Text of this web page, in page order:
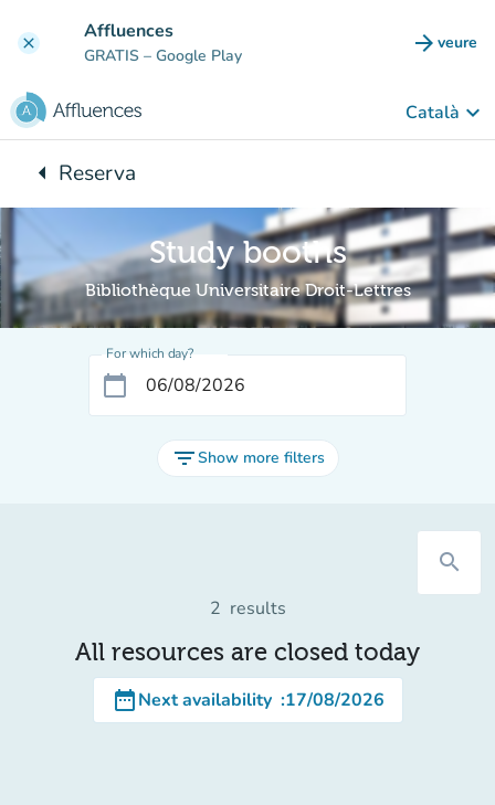
clear Affluences
GRATIS – Google Play arrow_forward veure
(new
Català keyboard_arrow_down
arrow_leftBack to:
Reserva
Study booths
Bibliothèque Universitaire Droit-Lettres
For which day?
calendar_today
filter_listShow more filters
search
2 results
All resources are closed today
date_rangeNext availability :17/08/2026